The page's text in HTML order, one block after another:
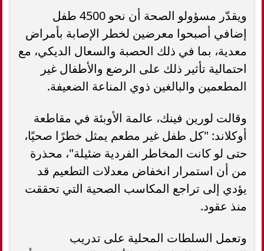
ويقدّر مسؤولو الصحة أن نحو 4500 طفل
إضافي أصبحوا معرضين لخطر الإصابة بأمراض
معدية، بما في ذلك الحصبة والسعال الديكي، مع
احتمالية تأثير ذلك على الرضع والأطفال غير
المطعمين والبالغين ذوي المناعة الضعيفة.
وقالت لورين فينك، عالمة الأوبئة في مقاطعة
أوكلاند: "كل طفل غير مطعم يمثل خطرًا صحيًا،
حتى لو كانت المخاطر الفردية ضئيلة"، محذرة
من أن استمرار انخفاض معدلات التطعيم قد
يؤدي إلى تراجع المكاسب الصحية التي تحققت
منذ عقود.
وتعمل السلطات المحلية على تدريب